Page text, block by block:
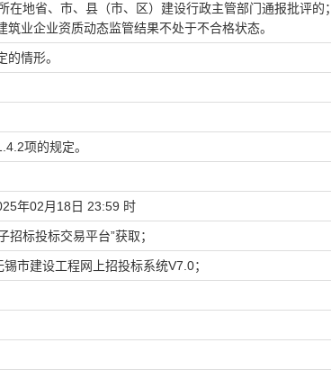
地省、市、县（市、区）建设行政主管部门通报批评的；
业企业资质动态监管结果不处于不合格状态。
情形。
项的规定。
年02月18日 23:59 时
标投标交易平台”获取；
锡市建设工程网上招投标系统V7.0；